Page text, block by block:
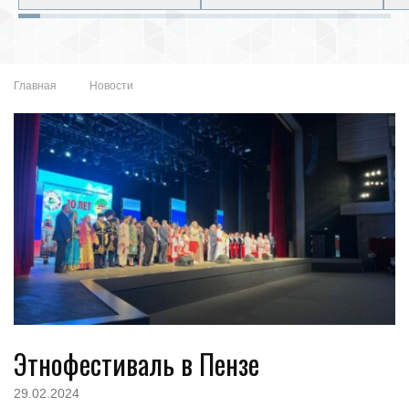
Главная Новости
Этнофестиваль в Пензе
29.02.2024